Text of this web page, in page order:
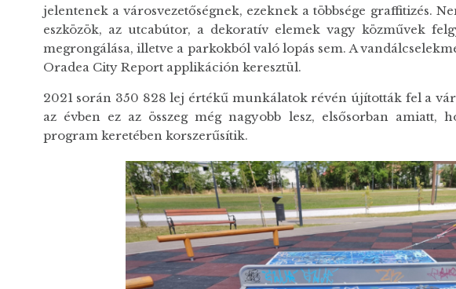
jelentenek a városvezetőségnek, ezeknek a többsége graffitizés.
eszközök, az utcabútor, a dekoratív elemek vagy közművek
megrongálása, illetve a parkokból való lopás sem. A
Oradea City Report applikáción keresztül.
2021 során 350 828 lej értékű munkálatok révén újították fel a
az évben ez az összeg még nagyobb lesz, elsősorban amiatt,
program keretében korszerűsítik.